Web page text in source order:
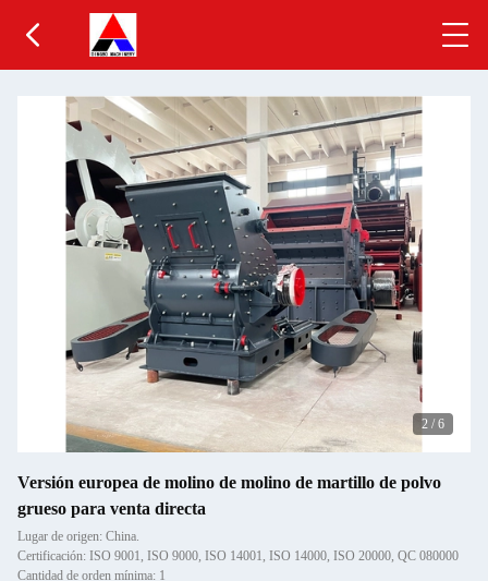
2 / 6
Versión europea de molino de molino de martillo de polvo
grueso para venta directa
Lugar de origen: China.
Certificación: ISO 9001, ISO 9000, ISO 14001, ISO 14000, ISO 20000, QC 080000
Cantidad de orden mínima: 1